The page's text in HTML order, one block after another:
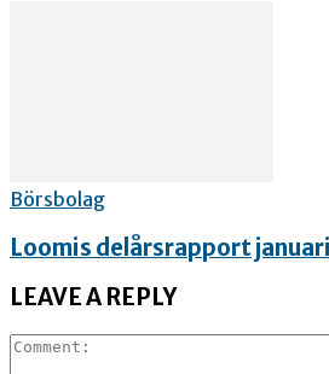
Börsbolag
Loomis delårsrapport
LEAVE A REPLY